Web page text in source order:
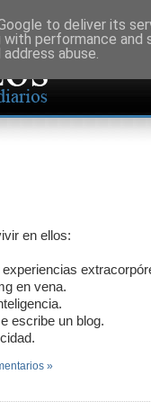
en ellos:
experiencias
en vena.
escribe un blog.
»
to deliver its
with performance
abuse.